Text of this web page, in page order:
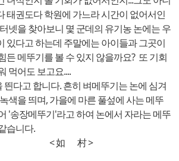
태권도다 학원에 가느라 시간이 없어서인
넷을 찾아보니 몇 군데의 유기농 논에는 우
있다고 하는데 주말에는 아이들과 그곳이
든 메뚜기를 볼 수 있지 않을까요? 또 기회
먹어도 보고요....
다고 합니다. 흔히 벼메뚜기는 논에 심겨
색을 띄며, 가을에 마른 풀섶에 사는 메뚜
'송장메뚜기'라고 하여 논에서 자라는 메뚜
습니다.
村 >